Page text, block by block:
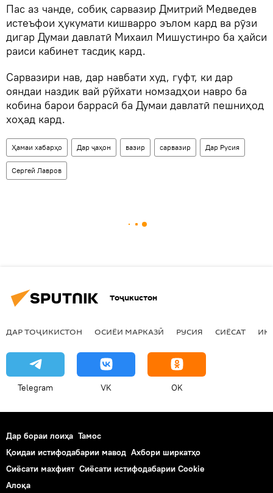
Пас аз чанде, собиқ сарвазир Дмитрий Медведев
истеъфои ҳукумати кишварро эълом кард ва рӯзи
дигар Думаи давлатӣ Михаил Мишустинро ба ҳайси
раиси кабинет тасдиқ кард.
Сарвазири нав, дар навбати худ, гуфт, ки дар
ояндаи наздик вай рӯйхати номзадҳои навро ба
кобина барои баррасӣ ба Думаи давлатӣ пешниҳод
хоҳад кард.
Ҳамаи хабарҳо Дар ҷаҳон вазир сарвазир Дар Русия
Сергей Лавров
Тоҷикистон
ДАР ТОҶИКИСТОН ОСИЁИ МАРКАЗӢ РУСИЯ СИЁСАТ
Telegram VK OK
Дар бораи лоиҳа Тамос
Қоидаи истифодабарии мавод Ахбори ширкатҳо
Сиёсати махфият Сиёсати истифодабарии Cookie
Алоқа